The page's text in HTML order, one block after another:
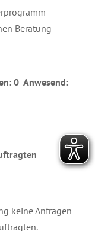
Beratung
0 Anwesend:
keine Anfragen